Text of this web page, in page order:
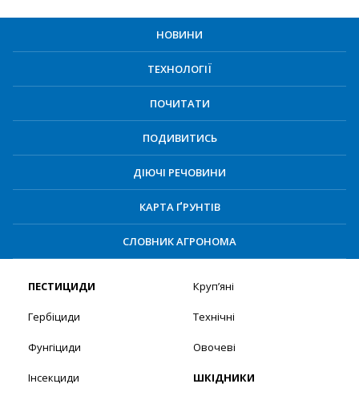
НОВИНИ
ТЕХНОЛОГІЇ
ПОЧИТАТИ
ПОДИВИТИСЬ
ДІЮЧІ РЕЧОВИНИ
КАРТА ҐРУНТІВ
СЛОВНИК АГРОНОМА
ПЕСТИЦИДИ
Гербіциди
Фунгіциди
Інсекциди
Круп’яні
Технічні
Овочеві
ШКІДНИКИ